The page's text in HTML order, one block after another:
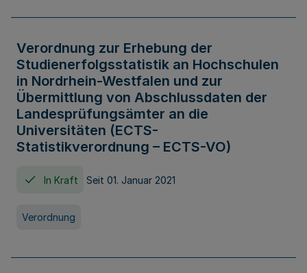
Verordnung zur Erhebung der
Studienerfolgsstatistik an Hochschulen
in Nordrhein-Westfalen und zur
Übermittlung von Abschlussdaten der
Landesprüfungsämter an die
Universitäten (ECTS-
Statistikverordnung – ECTS-VO)
In Kraft Seit 01. Januar 2021
Verordnung